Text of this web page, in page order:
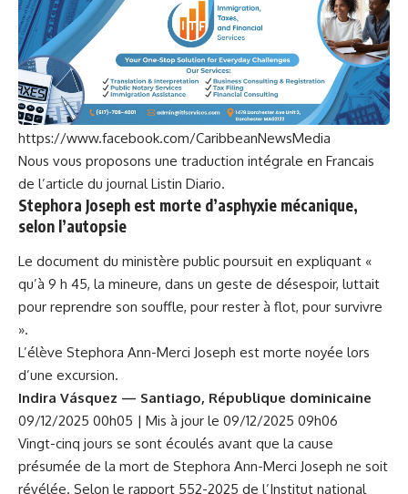
https://www.facebook.com/CaribbeanNewsMedia
Nous vous proposons une traduction intégrale en Francais
de l’article du journal Listin Diario.
Stephora Joseph est morte d’asphyxie mécanique,
selon l’autopsie
Le document du ministère public poursuit en expliquant «
qu’à 9 h 45, la mineure, dans un geste de désespoir, luttait
pour reprendre son souffle, pour rester à flot, pour survivre
».
L’élève Stephora Ann-Merci Joseph est morte noyée lors
d’une excursion.
Indira Vásquez — Santiago, République dominicaine
09/12/2025 00h05 | Mis à jour le 09/12/2025 09h06
Vingt-cinq jours se sont écoulés avant que la cause
présumée de la mort de Stephora Ann-Merci Joseph ne soit
révélée. Selon le rapport 552-2025 de l’Institut national